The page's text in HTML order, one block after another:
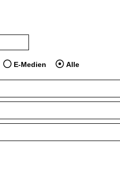
dem Jahr veröffentlicht wurden
E-Medien Alle